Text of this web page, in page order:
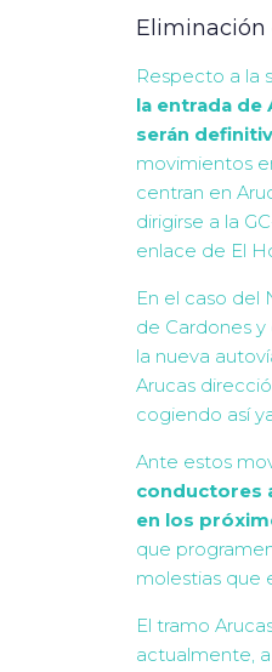
Eliminación
Respecto a la
la entrada
serán
movimientos
centran en
dirigirse a la
enlace de El
En el caso del
de Cardones y
la nueva
Arucas
cogiendo así
Ante estos
conductores
en los
que
molestias que
El tramo
actualmente,